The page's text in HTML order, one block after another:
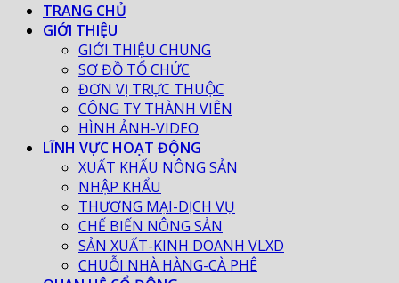
TRANG CHỦ
GIỚI THIỆU
GIỚI THIỆU CHUNG
SƠ ĐỒ TỔ CHỨC
ĐƠN VỊ TRỰC THUỘC
CÔNG TY THÀNH VIÊN
HÌNH ẢNH-VIDEO
LĨNH VỰC HOẠT ĐỘNG
XUẤT KHẨU NÔNG SẢN
NHẬP KHẨU
THƯƠNG MẠI-DỊCH VỤ
CHẾ BIẾN NÔNG SẢN
SẢN XUẤT-KINH DOANH VLXD
CHUỖI NHÀ HÀNG-CÀ PHÊ